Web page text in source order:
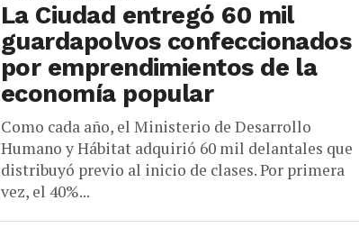
La Ciudad entregó 60 mil
guardapolvos confeccionados
por emprendimientos de la
economía popular
Como cada año, el Ministerio de Desarrollo
Humano y Hábitat adquirió 60 mil delantales que
distribuyó previo al inicio de clases. Por primera
vez, el 40%...